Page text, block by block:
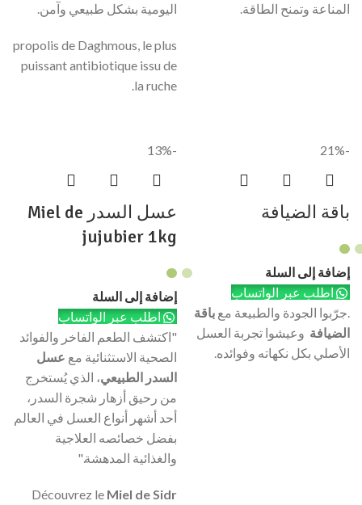
المناعة وتمنح الطاقة.
اليومية بشكل طبيعي وآمن.
propolis de Daghmous, le plus
puissant antibiotique issu de
la ruche.
-21%
باقة الضيافة
إضافة إلى السلة
اطلب عبر الواتساب
.جرّبوا الجودة والطبيعة مع باقة
الضيافة وعيشوا تجربة العسل
الأصلي بكل نكهاته وفوائده.
-13%
عسل السدر Miel de
jujubier 1kg
إضافة إلى السلة
اطلب عبر الواتساب
"اكتشف الطعم الفاخر والفوائد
الصحية الاستثنائية مع عسل
السدر الطبيعي، الذي يُستخرج
من رحيق أزهار شجرة السدر،
أحد أشهر أنواع العسل في العالم
بفضل خصائصه العلاجية
والغذائية المدهشة."
Découvrez le Miel de Sidr